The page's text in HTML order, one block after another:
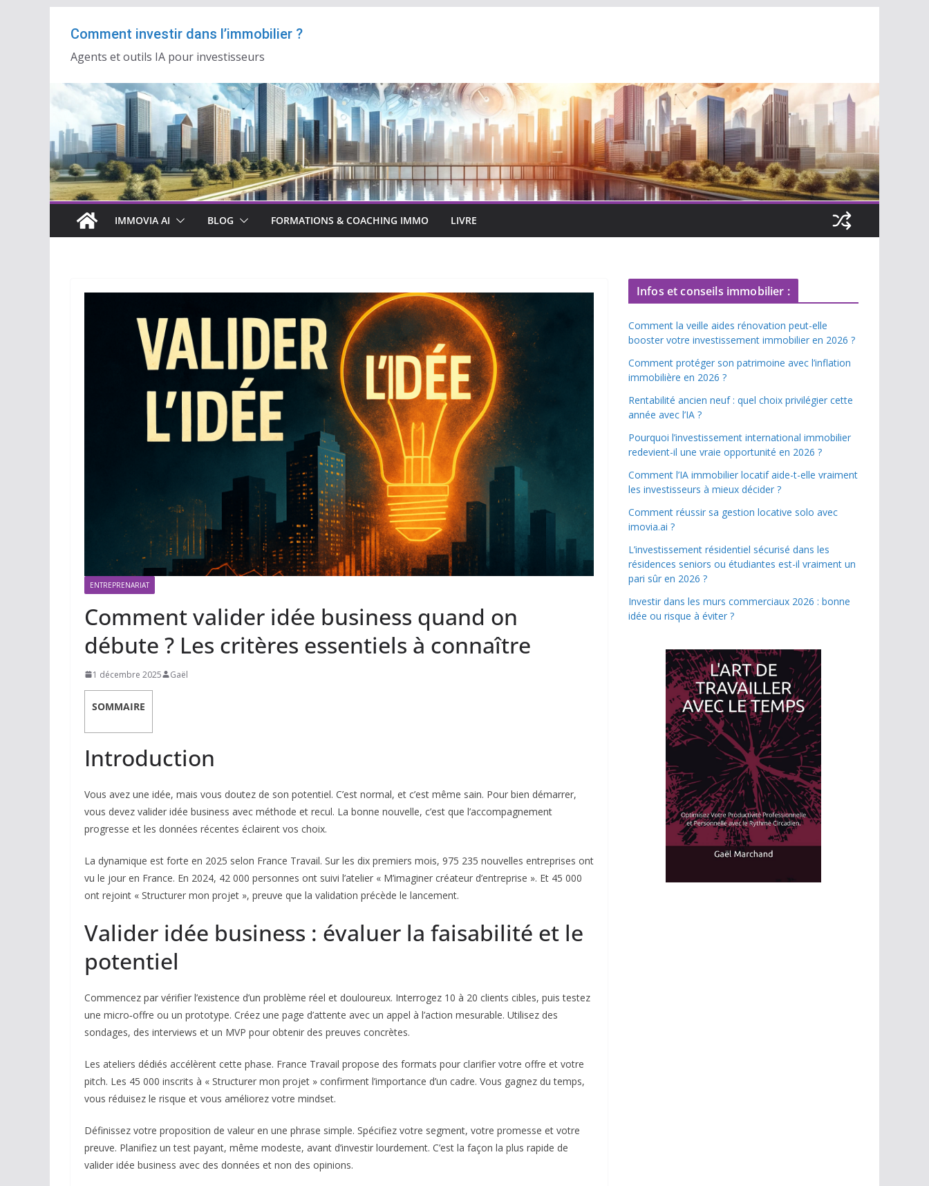
contenu
Comment investir dans l’immobilier ?
Agents et outils IA pour investisseurs
IMMOVIA AI BLOG FORMATIONS & COACHING IMMO LIVRE
ENTREPRENARIAT
Comment valider idée business quand on
débute ? Les critères essentiels à connaître
1 décembre 2025 Gaël
SOMMAIRE
Introduction
Vous avez une idée, mais vous doutez de son potentiel. C’est normal, et c’est même sain. Pour bien démarrer,
vous devez valider idée business avec méthode et recul. La bonne nouvelle, c’est que l’accompagnement
progresse et les données récentes éclairent vos choix.
La dynamique est forte en 2025 selon France Travail. Sur les dix premiers mois, 975 235 nouvelles entreprises ont
vu le jour en France. En 2024, 42 000 personnes ont suivi l’atelier « M’imaginer créateur d’entreprise ». Et 45 000
ont rejoint « Structurer mon projet », preuve que la validation précède le lancement.
Valider idée business : évaluer la faisabilité et le
potentiel
Commencez par vérifier l’existence d’un problème réel et douloureux. Interrogez 10 à 20 clients cibles, puis testez
une micro‑offre ou un prototype. Créez une page d’attente avec un appel à l’action mesurable. Utilisez des
sondages, des interviews et un MVP pour obtenir des preuves concrètes.
Les ateliers dédiés accélèrent cette phase. France Travail propose des formats pour clarifier votre offre et votre
pitch. Les 45 000 inscrits à « Structurer mon projet » confirment l’importance d’un cadre. Vous gagnez du temps,
vous réduisez le risque et vous améliorez votre mindset.
Définissez votre proposition de valeur en une phrase simple. Spécifiez votre segment, votre promesse et votre
preuve. Planifiez un test payant, même modeste, avant d’investir lourdement. C’est la façon la plus rapide de
valider idée business avec des données et non des opinions.
Infos et conseils immobilier :
Comment la veille aides rénovation peut-elle
booster votre investissement immobilier en 2026 ?
Comment protéger son patrimoine avec l’inflation
immobilière en 2026 ?
Rentabilité ancien neuf : quel choix privilégier cette
année avec l’IA ?
Pourquoi l’investissement international immobilier
redevient-il une vraie opportunité en 2026 ?
Comment l’IA immobilier locatif aide-t-elle vraiment
les investisseurs à mieux décider ?
Comment réussir sa gestion locative solo avec
imovia.ai ?
L’investissement résidentiel sécurisé dans les
résidences seniors ou étudiantes est-il vraiment un
pari sûr en 2026 ?
Investir dans les murs commerciaux 2026 : bonne
idée ou risque à éviter ?